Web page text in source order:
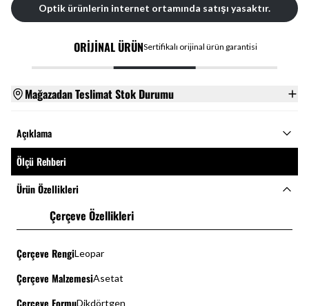
Optik ürünlerin internet ortamında satışı yasaktır.
ORİJİNAL ÜRÜNSertifikalı orijinal ürün garantisi
Mağazadan Teslimat Stok Durumu
Açıklama
Ölçü Rehberi
Ürün Özellikleri
Çerçeve Özellikleri
Çerçeve RengiLeopar
Çerçeve MalzemesiAsetat
Çerçeve FormuDikdörtgen